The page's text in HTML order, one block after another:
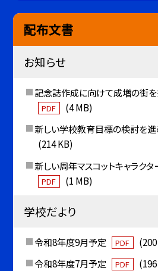
配布文書
お知らせ
記念誌作成に向けて成増の街を
PDF
(4 MB)
新しい学校教育目標の検討を進
(214 KB)
新しい周年マスコットキャラクタ
PDF (1 MB)
学校だより
令和8年度9月予定 PDF
令和8年度7月予定
PDF